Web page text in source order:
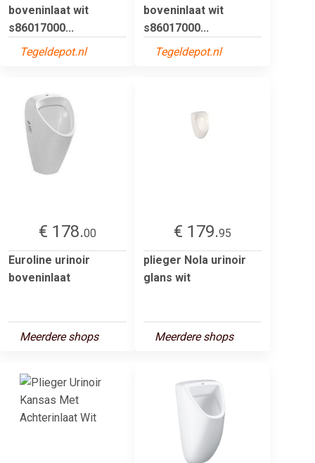
boveninlaat wit
s86017000...
Tegeldepot.nl
boveninlaat wit
s86017000...
Tegeldepot.nl
€ 178.00
Euroline urinoir
boveninlaat
Meerdere shops
€ 179.95
plieger Nola urinoir
glans wit
Meerdere shops